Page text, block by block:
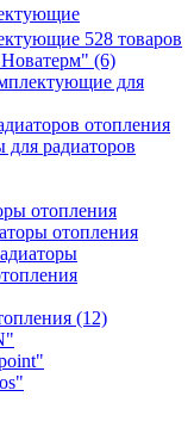
528 товаров
(6)
для
отопления
радиаторов
отопления
отопления
(12)